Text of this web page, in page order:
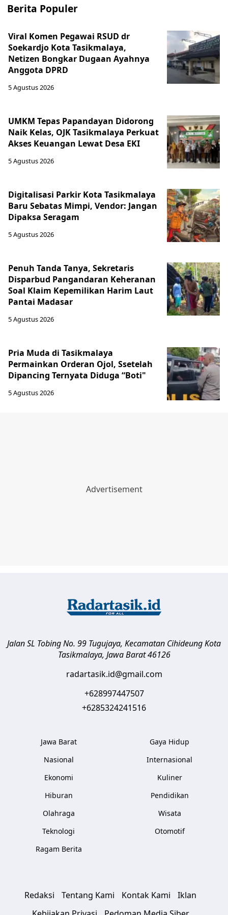
Berita Populer
Viral Komen Pegawai RSUD dr
Soekardjo Kota Tasikmalaya,
Netizen Bongkar Dugaan Ayahnya
Anggota DPRD
5 Agustus 2026
UMKM Tepas Papandayan Didorong
Naik Kelas, OJK Tasikmalaya Perkuat
Akses Keuangan Lewat Desa EKI
5 Agustus 2026
Digitalisasi Parkir Kota Tasikmalaya
Baru Sebatas Mimpi, Vendor: Jangan
Dipaksa Seragam
5 Agustus 2026
Penuh Tanda Tanya, Sekretaris
Disparbud Pangandaran Keheranan
Soal Klaim Kepemilikan Harim Laut
Pantai Madasar
5 Agustus 2026
Pria Muda di Tasikmalaya
Permainkan Orderan Ojol, Ssetelah
Dipancing Ternyata Diduga “Boti"
5 Agustus 2026
Jalan SL Tobing No. 99 Tugujaya, Kecamatan CihideungKota
Tasikmalaya, Jawa Barat 46126
radartasik.id@gmail.com
+628997447507
+6285324241516
Jawa Barat
Nasional
Ekonomi
Hiburan
Olahraga
Teknologi
Ragam Berita
Gaya Hidup
Internasional
Kuliner
Pendidikan
Wisata
Otomotif
Redaksi Tentang Kami Kontak Kami
Iklan